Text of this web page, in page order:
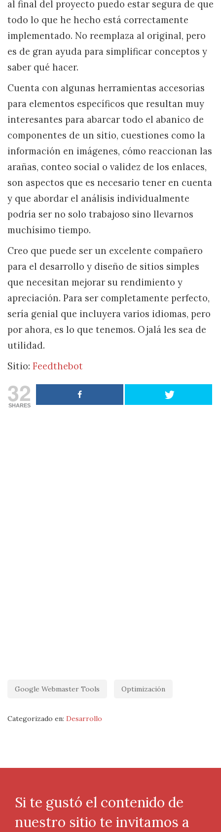
al final del proyecto puedo estar segura de que
todo lo que he hecho está correctamente
implementado. No reemplaza al original, pero
es de gran ayuda para simplificar conceptos y
saber qué hacer.
Cuenta con algunas herramientas accesorias
para elementos específicos que resultan muy
interesantes para abarcar todo el abanico de
componentes de un sitio, cuestiones como la
información en imágenes, cómo reaccionan las
arañas, conteo social o validez de los enlaces,
son aspectos que es necesario tener en cuenta
y que abordar el análisis individualmente
podría ser no solo trabajoso sino llevarnos
muchísimo tiempo.
Creo que puede ser un excelente compañero
para el desarrollo y diseño de sitios simples
que necesitan mejorar su rendimiento y
apreciación. Para ser completamente perfecto,
sería genial que incluyera varios idiomas, pero
por ahora, es lo que tenemos. Ojalá les sea de
utilidad.
Sitio: Feedthebot
32
SHARES
Google Webmaster Tools Optimización
Categorizado en: Desarrollo
Si te gustó el contenido de
nuestro sitio te invitamos a